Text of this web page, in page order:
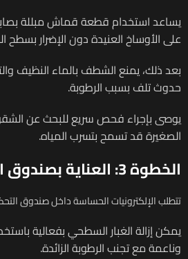
يساعد استخدام قطعة قماش مبللة
على الأوساخ العنيدة دون الإضرار بسطح
بعد ذلك، يمنع الشطف بالماء النظيف
حدوث تلف بسبب الرطوبة.
يوصى بإجراء فحص سريع للبحث عن
الصغيرة قد تسمح بتسرب المياه.
الخطوة 3: العناية بصندوق التحكم
تتطلب الإلكترونيات الحساسة داخل صندوق
يمكن إزالة الغبار السطحي بفعالية
وناعمة مع تجنب الرطوبة الزائدة.